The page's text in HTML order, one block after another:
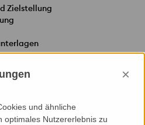
Zielstellung
×
und ähnliche
optimales Nutzererlebnis zu